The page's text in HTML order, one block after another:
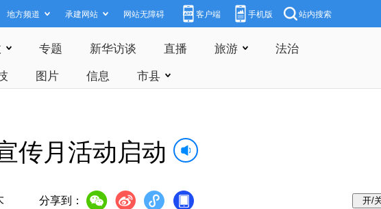
地方频道 承建网站 网站无障碍 客户端 手机版 站内搜索
专题 新华访谈 直播 旅游
法治
图片 信息 市县
传月活动启动
分享到：